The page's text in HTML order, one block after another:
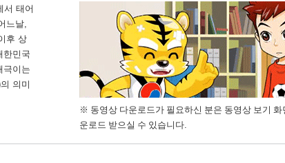
서 태어
느날,
후 상
한민국
극이는
의미
※ 동영상 다운로드가 필요하신 분은 동영상 보기 화
운로드 받으실 수 있습니다.